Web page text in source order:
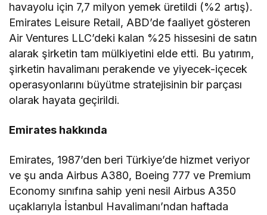
havayolu için 7,7 milyon yemek üretildi (%2 artış).
Emirates Leisure Retail, ABD’de faaliyet gösteren
Air Ventures LLC’deki kalan %25 hissesini de satın
alarak şirketin tam mülkiyetini elde etti. Bu yatırım,
şirketin havalimanı perakende ve yiyecek-içecek
operasyonlarını büyütme stratejisinin bir parçası
olarak hayata geçirildi.
Emirates hakkında
Emirates, 1987’den beri Türkiye’de hizmet veriyor
ve şu anda Airbus A380, Boeing 777 ve Premium
Economy sınıfına sahip yeni nesil Airbus A350
uçaklarıyla İstanbul Havalimanı’ndan haftada